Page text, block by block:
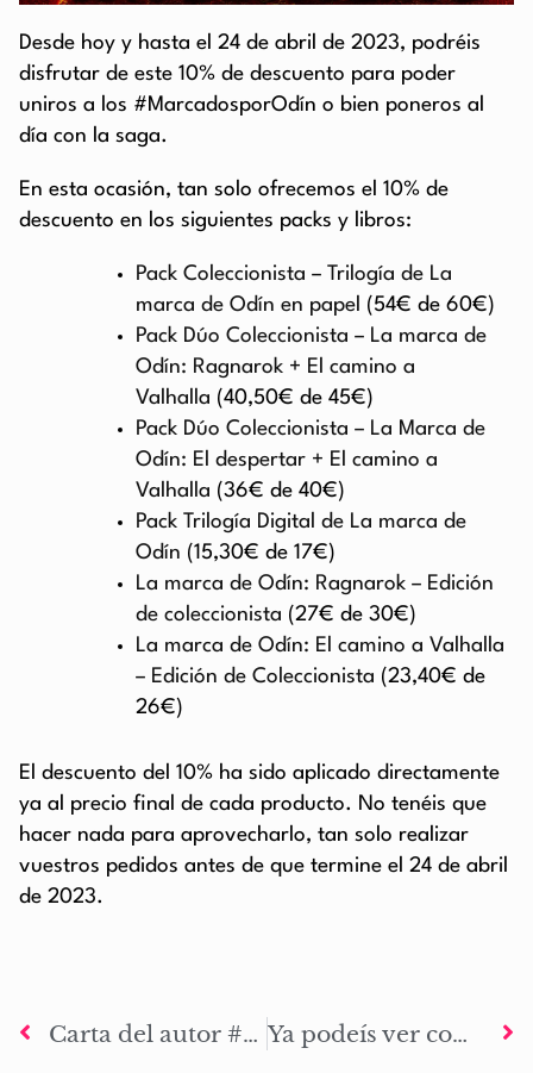
Desde hoy y hasta el 24 de abril de 2023, podréis
disfrutar de este 10% de descuento para poder
uniros a los #MarcadosporOdín o bien poneros al
día con la saga.
En esta ocasión, tan solo ofrecemos el 10% de
descuento en los siguientes packs y libros:
Pack Coleccionista – Trilogía de La
marca de Odín en papel (54€ de 60€)
Pack Dúo Coleccionista – La marca de
Odín: Ragnarok + El camino a
Valhalla (40,50€ de 45€)
Pack Dúo Coleccionista – La Marca de
Odín: El despertar + El camino a
Valhalla (36€ de 40€)
Pack Trilogía Digital de La marca de
Odín (15,30€ de 17€)
La marca de Odín: Ragnarok – Edición
de coleccionista (27€ de 30€)
La marca de Odín: El camino a Valhalla
– Edición de Coleccionista (23,40€ de
26€)
El descuento del 10% ha sido aplicado directamente
ya al precio final de cada producto. No tenéis que
hacer nada para aprovecharlo, tan solo realizar
vuestros pedidos antes de que termine el 24 de abril
de 2023.
Carta del autor #86: Segunda expedición a Asia Ya podeís ver completo el club de lectura de ‘La Marca de Odín: Ragnarok’ de Soulpowert y Zadquiel